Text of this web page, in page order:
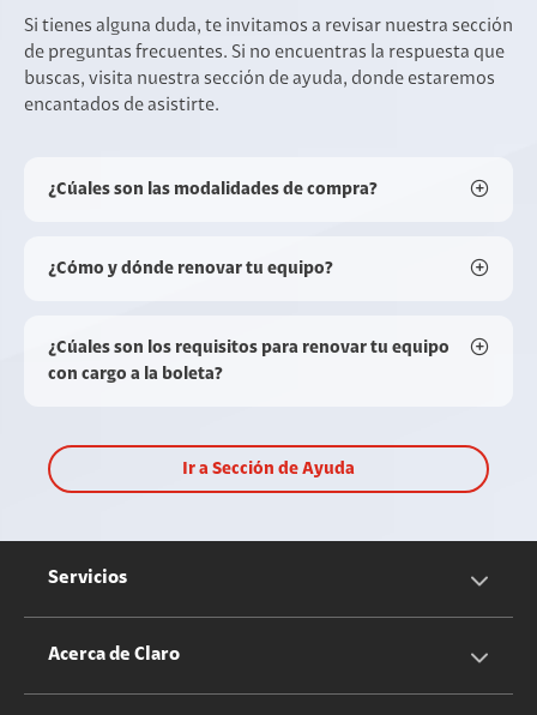
Si tienes alguna duda, te invitamos a revisar nuestra sección
de preguntas frecuentes. Si no encuentras la respuesta que
buscas, visita nuestra sección de ayuda, donde estaremos
encantados de asistirte.
¿Cúales son las modalidades de compra?
¿Cómo y dónde renovar tu equipo?
¿Cúales son los requisitos para renovar tu equipo
con cargo a la boleta?
Ir a Sección de Ayuda
Servicios
Servicios Móviles
Acerca de Claro